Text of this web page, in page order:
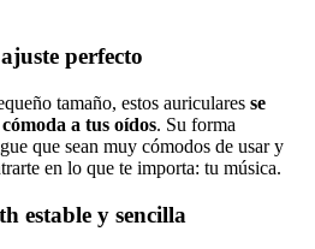
perfecto
tamaño, estos auriculares se
a tus oídos. Su forma
que sean muy cómodos de usar y
en lo que te importa: tu música.
estable y sencilla